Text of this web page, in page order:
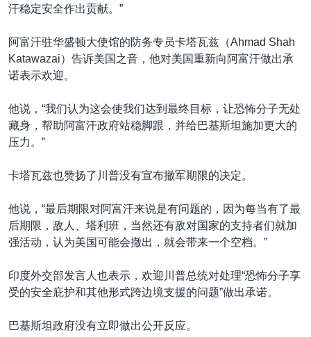
汗稳定安全作出贡献。”
阿富汗驻华盛顿大使馆的防务专员卡塔瓦兹（Ahmad Shah
Katawazai）告诉美国之音，他对美国重新向阿富汗做出承
诺表示欢迎。
他说，“我们认为这会使我们达到最终目标，让恐怖分子无处
藏身，帮助阿富汗政府站稳脚跟，并给巴基斯坦施加更大的
压力。”
卡塔瓦兹也赞扬了川普没有宣布撤军期限的决定。
他说，“最后期限对阿富汗来说是有问题的，因为每当有了最
后期限，敌人、塔利班，当然还有敌对国家的支持者们就加
强活动，认为美国可能会撤出，就会带来一个空档。”
印度外交部发言人也表示，欢迎川普总统对处理“恐怖分子享
受的安全庇护和其他形式跨边境支援的问题”做出承诺。
巴基斯坦政府没有立即做出公开反应。